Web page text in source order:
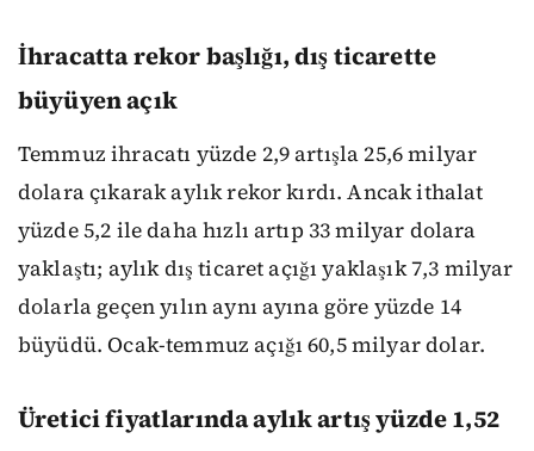
İhracatta rekor başlığı, dış ticarette
büyüyen açık
Temmuz ihracatı yüzde 2,9 artışla 25,6 milyar
dolara çıkarak aylık rekor kırdı. Ancak ithalat
yüzde 5,2 ile daha hızlı artıp 33 milyar dolara
yaklaştı; aylık dış ticaret açığı yaklaşık 7,3 milyar
dolarla geçen yılın aynı ayına göre yüzde 14
büyüdü. Ocak-temmuz açığı 60,5 milyar dolar.
Üretici fiyatlarında aylık artış yüzde 1,52